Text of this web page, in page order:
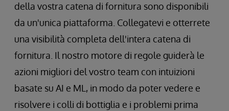
della vostra catena di fornitura sono disponibili
da un'unica piattaforma. Collegatevi e otterrete
una visibilità completa dell'intera catena di
fornitura. Il nostro motore di regole guiderà le
azioni migliori del vostro team con intuizioni
basate su AI e ML, in modo da poter vedere e
risolvere i colli di bottiglia e i problemi prima